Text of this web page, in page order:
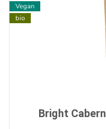
Vegan
bio
Bright